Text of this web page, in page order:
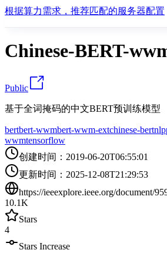
根据算力需求，推荐匹配的服务器配置
Chinese-BERT-
Public
基于全词掩码的中文BERT预训练模型
bertbert-wwmbert-wwm-extchinese-bertnlp
wwmtensorflow
创建时间 ： 2019-06-20T06:55:01
更新时间 ： 2025-12-08T21:29:53
https://ieeexplore.ieee.org/document/
10.1K
Stars
4
Stars Increase